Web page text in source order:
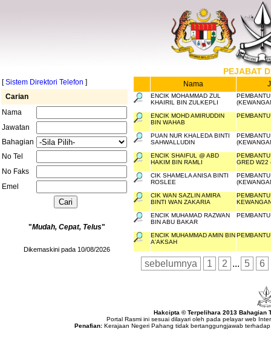
PEJABAT
[Sistem Direktori Telefon ]
Carian
Nama
Jawatan
Bahagian
No Tel
No Faks
Emel
"Mudah, Cepat, Telus"
Dikemaskini pada 10/08/2026
Nama
ENCIK MOHAMMAD ZUL
KHAIRIL BIN ZULKEPLI
ENCIK MOHD AMIRUDDIN
BIN WAHAB
PUAN NUR KHALEDA BINTI
SAHWALLUDIN
ENCIK SHAIFUL @ ABD
HAKIM BIN RAMLI
GRED W22
CIK SHAMELA ANISA BINTI
ROSLEE
CIK WAN SAZLIN AMIRA
BINTI WAN ZAKARIA
ENCIK MUHAMAD RAZWAN
BIN ABU BAKAR
ENCIK MUHAMMAD AMIN BIN
A'AKSAH
sebelumnya 1 2 ... 5 6
Hakcipta © Terpelihara 2013 Bahagian
Portal Rasmi ini sesuai dilayari oleh pada pelayar web
Penafian:Kerajaan Negeri Pahang tidak bertanggungjawab